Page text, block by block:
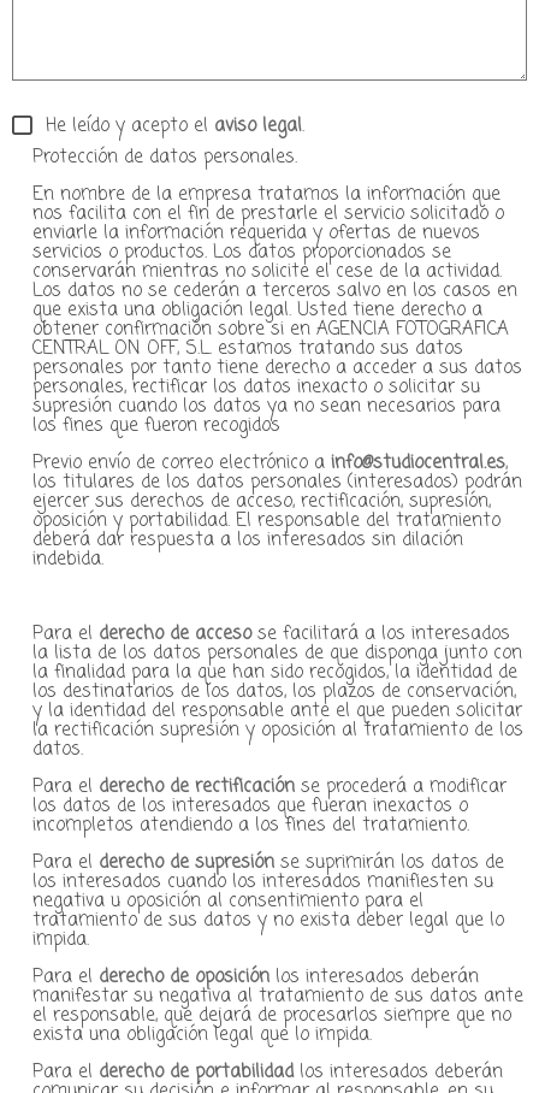
He leído y acepto el aviso legal.
Protección de datos personales.
En nombre de la empresa tratamos la información que
nos facilita con el fin de prestarle el servicio solicitado o
enviarle la información requerida y ofertas de nuevos
servicios o productos. Los datos proporcionados se
conservarán mientras no solicite el cese de la actividad.
Los datos no se cederán a terceros salvo en los casos en
que exista una obligación legal. Usted tiene derecho a
obtener confirmación sobre si en AGENCIA FOTOGRAFICA
CENTRAL ON OFF, S.L. estamos tratando sus datos
personales por tanto tiene derecho a acceder a sus datos
personales, rectificar los datos inexacto o solicitar su
supresión cuando los datos ya no sean necesarios para
los fines que fueron recogidos
Previo envío de correo electrónico a info@studiocentral.es,
los titulares de los datos personales (interesados) podrán
ejercer sus derechos de acceso, rectificación, supresión,
oposición y portabilidad. El responsable del tratamiento
deberá dar respuesta a los interesados sin dilación
indebida.
Para el derecho de accesose facilitará a los interesados
la lista de los datos personales de que disponga junto con
la finalidad para la que han sido recogidos, la identidad de
los destinatarios de los datos, los plazos de conservación,
y la identidad del responsable ante el que pueden solicitar
la rectificación supresión y oposición al tratamiento de los
datos.
Para el derecho de rectificaciónse procederá a modificar
los datos de los interesados que fueran inexactos o
incompletos atendiendo a los fines del tratamiento.
Para el derecho de supresiónse suprimirán los datos de
los interesados cuando los interesados manifiesten su
negativa u oposición al consentimiento para el
tratamiento de sus datos y no exista deber legal que lo
impida.
Para el derecho de oposiciónlos interesados deberán
manifestar su negativa al tratamiento de sus datos ante
el responsable, que dejará de procesarlos siempre que no
exista una obligación legal que lo impida.
Para el derecho de portabilidadlos interesados deberán